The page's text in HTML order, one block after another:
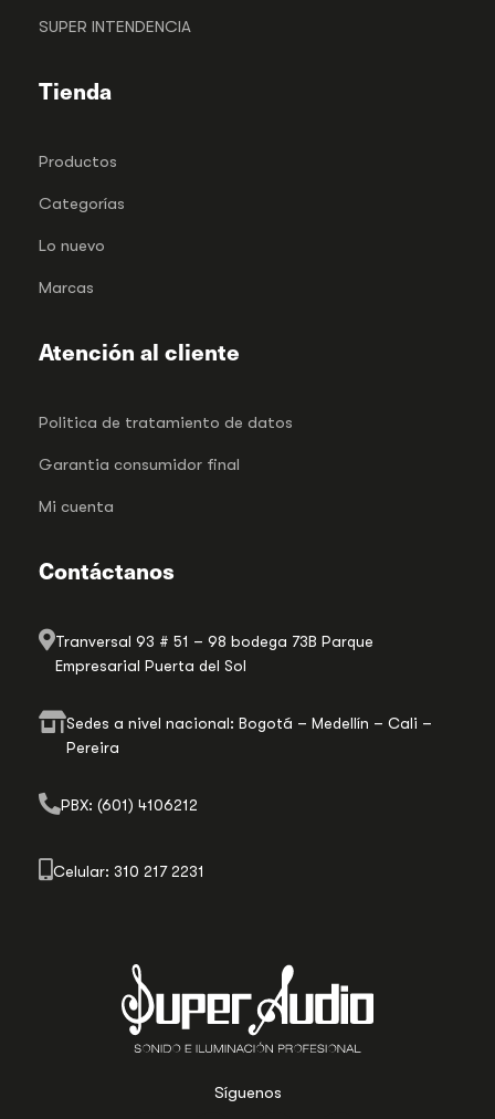
Síguenos
SUPER INTENDENCIA
Tienda
Productos
Categorías
Lo nuevo
Marcas
Atención al cliente
Politica de tratamiento de datos
Garantia consumidor final
Mi cuenta
Contáctanos
Tranversal 93 # 51 – 98 bodega 73B Parque
Empresarial Puerta del Sol
Sedes a nivel nacional: Bogotá – Medellín – Cali –
Pereira
PBX: (601) 4106212
Celular: 310 217 2231